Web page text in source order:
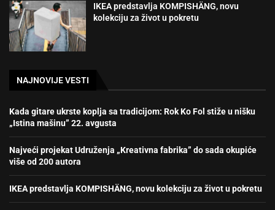
IKEA predstavlja KOMPISHÄNG, novu
kolekciju za život u pokretu
NAJNOVIJE VESTI
Kada gitare ukrste koplja sa tradicijom: Rok Ko Fol stiže u nišku
„Istina mašinu” 22. avgusta
Najveći projekat Udruženja „Kreativna fabrika” do sada okupiće
više od 200 autora
IKEA predstavlja KOMPISHÄNG, novu kolekciju za život u pokretu